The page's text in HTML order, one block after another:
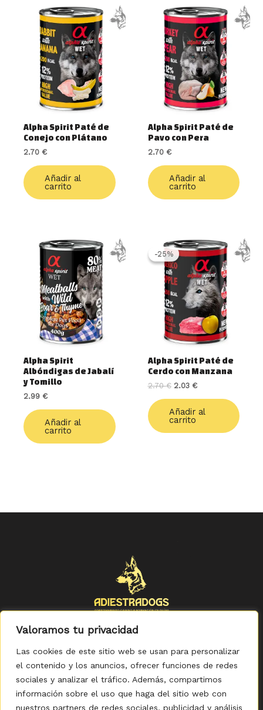
Valoramos tu privacidad
Las cookies de este sitio web se usan para personalizar
el contenido y los anuncios, ofrecer funciones de redes
sociales y analizar el tráfico. Además, compartimos
información sobre el uso que haga del sitio web con
nuestros partners de redes sociales, publicidad y análisis
Alpha Spirit Paté de
Conejo con Plátano
2.70 €
Añadir al
carrito
Alpha Spirit Paté de
Pavo con Pera
2.70 €
Añadir al
carrito
Alpha Spirit
Albóndigas de Jabalí
y Tomillo
2.99 €
Añadir al
carrito
-25%
-25%
Alpha Spirit Paté de
Cerdo con Manzana
2.70€
El
precio
original
era:
2.70 €.
2.03 €
El
precio
actual
es:
2.03 €.
Añadir al
carrito
Política de Privacidad -Política de Cookies-Aviso legal
Accesibilidad- Condiciones Generales de Compra